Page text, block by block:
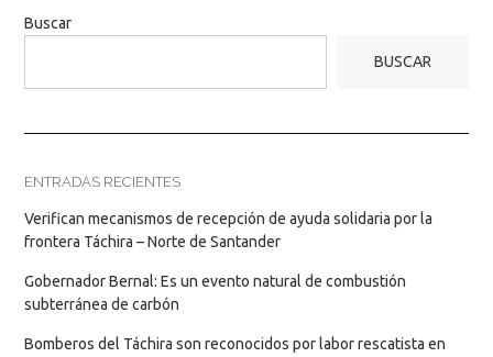
Buscar
BUSCAR
ENTRADAS RECIENTES
Verifican mecanismos de recepción de ayuda solidaria por la
frontera Táchira – Norte de Santander
Gobernador Bernal: Es un evento natural de combustión
subterránea de carbón
Bomberos del Táchira son reconocidos por labor rescatista en